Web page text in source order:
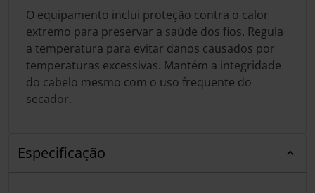
O equipamento inclui proteção contra o calor
extremo para preservar a saúde dos fios. Regula
a temperatura para evitar danos causados por
temperaturas excessivas. Mantém a integridade
do cabelo mesmo com o uso frequente do
secador.
Especificação